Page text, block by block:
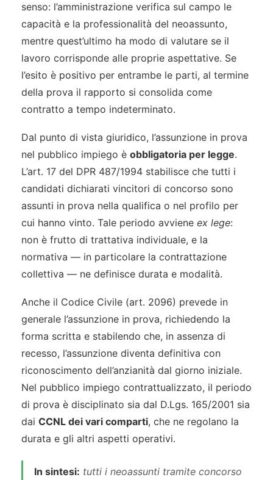
senso: l’amministrazione verifica sul campo le
capacità e la professionalità del neoassunto,
mentre quest’ultimo ha modo di valutare se il
lavoro corrisponde alle proprie aspettative. Se
l’esito è positivo per entrambe le parti, al termine
della prova il rapporto si consolida come
contratto a tempo indeterminato.
Dal punto di vista giuridico, l’assunzione in prova
nel pubblico impiego è obbligatoria per legge.
L’art. 17 del DPR 487/1994 stabilisce che tutti i
candidati dichiarati vincitori di concorso sono
assunti in prova nella qualifica o nel profilo per
cui hanno vinto. Tale periodo avviene ex lege:
non è frutto di trattativa individuale, e la
normativa — in particolare la contrattazione
collettiva — ne definisce durata e modalità.
Anche il Codice Civile (art. 2096) prevede in
generale l’assunzione in prova, richiedendo la
forma scritta e stabilendo che, in assenza di
recesso, l’assunzione diventa definitiva con
riconoscimento dell’anzianità dal giorno iniziale.
Nel pubblico impiego contrattualizzato, il periodo
di prova è disciplinato sia dal D.Lgs. 165/2001 sia
dai CCNL dei vari comparti, che ne regolano la
durata e gli altri aspetti operativi.
In sintesi: tutti i neoassunti tramite concorso